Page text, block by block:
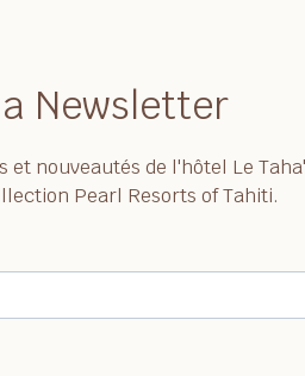
Newsletter
et nouveautés de l'hôtel Le
Pearl Resorts of Tahiti.